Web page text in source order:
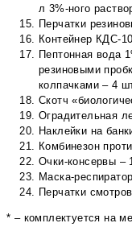
л 3%-ного
Перчатки
Контейнер КДС-
Пептонная вода
резиновыми
колпачками – 4
Скотч
Оградительная
Наклейки на
Комбинезон
Очки-консервы –
Маска-
Перчатки
* – комплектуется на